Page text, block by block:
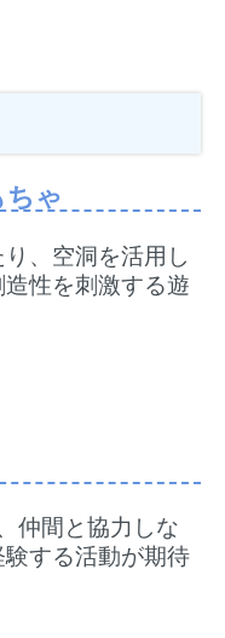
ゃ
、空洞を活用し
性を刺激する遊
仲間と協力しな
する活動が期待